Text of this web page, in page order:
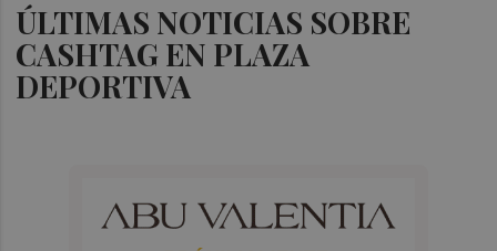
ÚLTIMAS NOTICIAS SOBRE
CASHTAG EN PLAZA
DEPORTIVA